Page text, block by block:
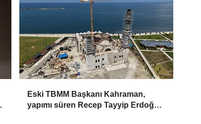
Eski TBMM Başkanı Kahraman,
yapımı süren Recep Tayyip Erdoğan